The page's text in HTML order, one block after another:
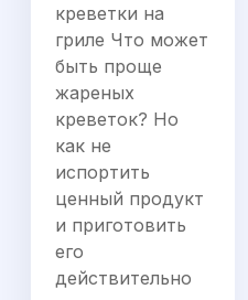
креветки на
гриле Что может
быть проще
жареных
креветок? Но
как не
испортить
ценный продукт
и приготовить
его
действительно